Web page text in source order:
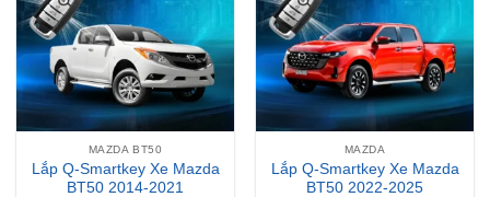
MAZDA BT50
Lắp Q-Smartkey Xe Mazda
BT50 2014-2021
MAZDA
Lắp Q-Smartkey Xe Mazda
BT50 2022-2025